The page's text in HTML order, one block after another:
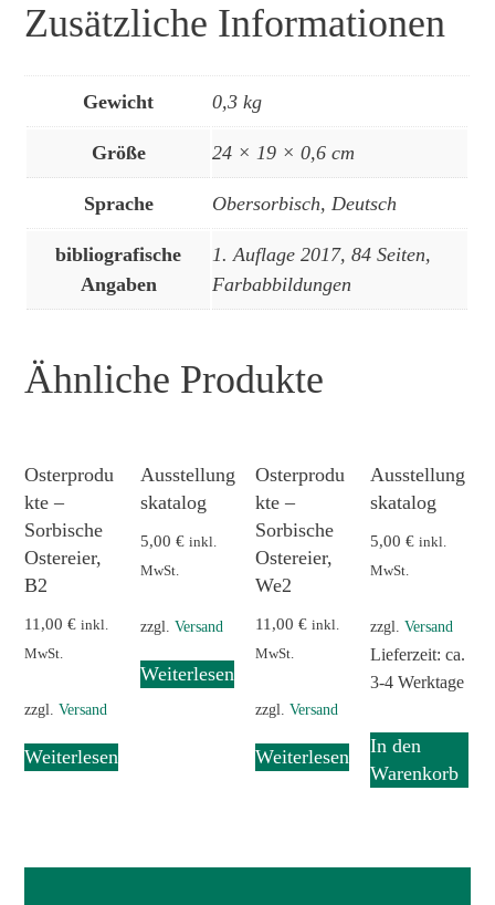
Zusätzliche Informationen
Gewicht 0,3 kg
Größe 24 × 19 × 0,6 cm
Sprache Obersorbisch, Deutsch
bibliografische
Angaben
1. Auflage 2017, 84 Seiten,
Farbabbildungen
Ähnliche Produkte
Osterprodu
kte –
Sorbische
Ostereier,
B2
11,00€ inkl.
MwSt.
zzgl.Versand
Weiterlesen
Ausstellung
skatalog
5,00 € inkl.
MwSt.
zzgl. Versand
Weiterlesen
Osterprodu
kte –
Sorbische
Ostereier,
We2
11,00 € inkl.
MwSt.
zzgl. Versand
Weiterlesen
Ausstellung
skatalog
5,00€ inkl.
MwSt.
zzgl.Versand
Lieferzeit: ca.
3-4 Werktage
In den
Warenkorb